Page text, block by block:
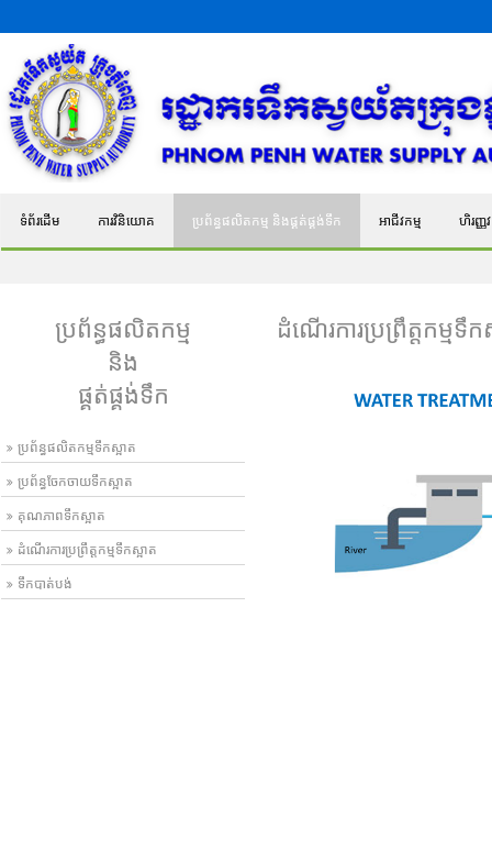
ទំព័រដើម ការវិនិយោគ ប្រព័ន្ធផលិតកម្ម និងផ្គត់ផ្គង់ទឹក អាជីវកម្ម ហិរញ្ញវ
ប្រព័ន្ធផលិតកម្ម
និង
ផ្គត់ផ្គង់ទឹក
ប្រព័ន្ធផលិតកម្មទឹកស្អាត
ប្រព័ន្ធចែកចាយទឹកស្អាត
គុណភាពទឹកស្អាត
ដំណើរការប្រព្រឹត្តកម្មទឹកស្អាត
ទឹកបាត់បង់
ដំណើរការប្រព្រឹត្តកម្មទឹក